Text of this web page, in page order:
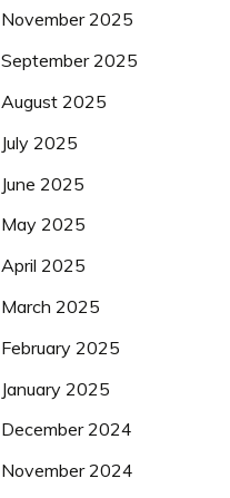
November 2025
September 2025
August 2025
July 2025
June 2025
May 2025
April 2025
March 2025
February 2025
January 2025
December 2024
November 2024